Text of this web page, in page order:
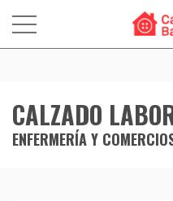
CALZADO
ENFERMERÍA Y